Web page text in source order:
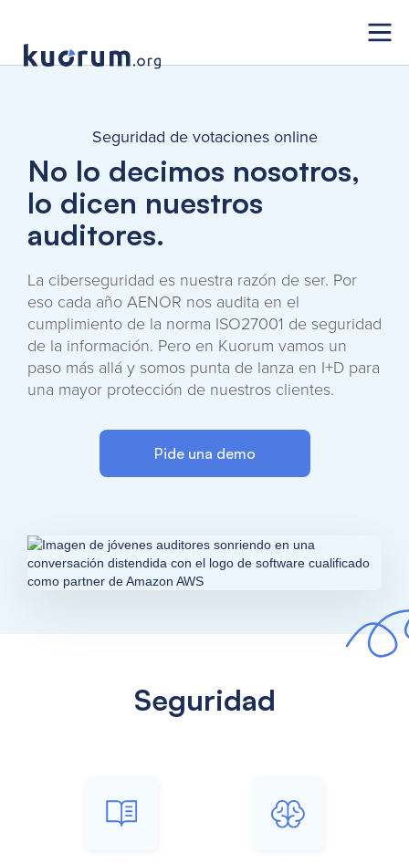
Seguridad de votaciones online
No lo decimos nosotros,
lo dicen nuestros
auditores.
La ciberseguridad es nuestra razón de ser. Por
eso cada año AENOR nos audita en el
cumplimiento de la norma ISO27001 de seguridad
de la información. Pero en Kuorum vamos un
paso más allá y somos punta de lanza en I+D para
una mayor protección de nuestros clientes.
Pide una demo
Seguridad